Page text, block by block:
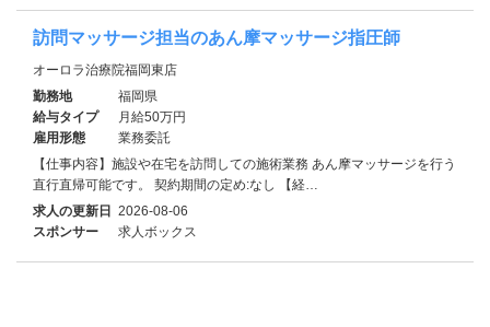
訪問マッサージ担当のあん摩マッサージ指圧師
オーロラ治療院福岡東店
勤務地
福岡県
給与タイプ
月給50万円
雇用形態
業務委託
【仕事内容】施設や在宅を訪問しての施術業務 あん摩マッサージを行う
直行直帰可能です。 契約期間の定め:なし 【経…
求人の更新日 2026-08-06
スポンサー
求人ボックス